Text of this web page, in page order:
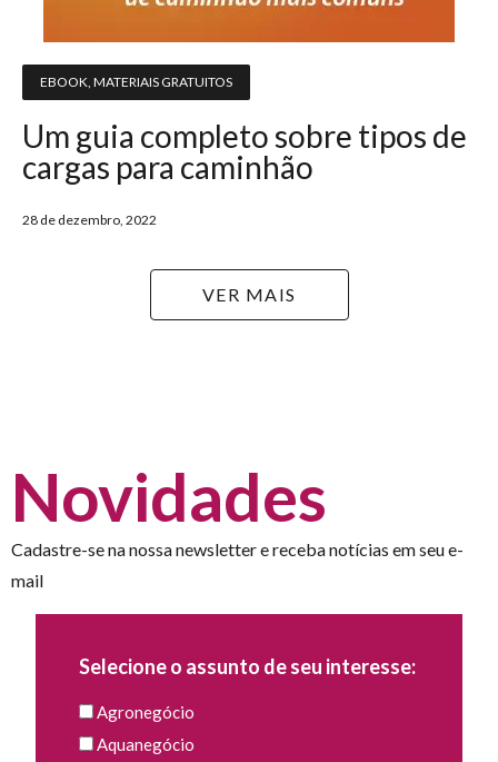
EBOOK MATERIAIS GRATUITOS
Um guia completo sobre tipos de
cargas para caminhão
28 de dezembro, 2022
VER MAIS
Novidades
Cadastre-se na nossa newsletter e receba notícias em seu e-
mail
Selecione o assunto de seu interesse:
Agronegócio
Aquanegócio